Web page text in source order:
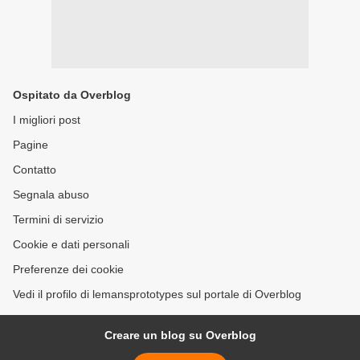
Ospitato da Overblog
I migliori post
Pagine
Contatto
Segnala abuso
Termini di servizio
Cookie e dati personali
Preferenze dei cookie
Vedi il profilo di lemansprototypes sul portale di Overblog
Creare un blog su Overblog